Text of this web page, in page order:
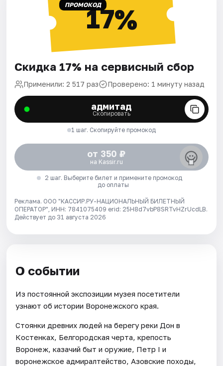
ПРОМОКОД17%
Скидка 17% на сервисный сбор
Применили: 2 517 раз Проверено: 1 минуту назад
адмитад
Скопировать
1 шаг. Скопируйте промокод
от 350 ₽
на Kassir.ru
2 шаг. Выберите билет и примените промокод
до оплаты
Реклама. ООО "КАССИР.РУ-НАЦИОНАЛЬНЫЙ БИЛЕТНЫЙ
ОПЕРАТОР", ИНН: 7841075409 erid: 25H8d7vbP8SRTvHZrUcdLB.
Действует до 31 августа 2026
О событии
Из постоянной экспозиции музея посетители
узнают об истории Воронежского края.
Стоянки древних людей на берегу реки Дон в
Костенках, Белгородская черта, крепость
Воронеж, казачий быт и оружие, Петр I и
воронежское адмиралтейство, Азовские походы,